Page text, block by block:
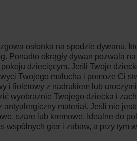
osłonka na spodzie dywanu,
Ponadto okrągły dywan pozwala na
dziecięcym. Jeśli Twoje
Twojego malucha i pomoże Ci
i fioletowy z nadrukiem lub
wyobraźnie Twojego dziecka i
materiał. Jeśli nie
szare lub kremowe. Idealne do
wspólnych gier i zabaw, a przy tym